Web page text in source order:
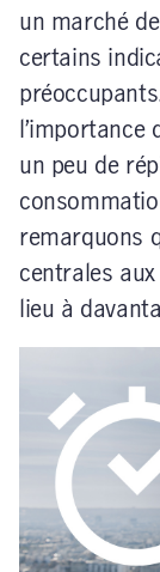
un marché
certains
l’importance
un peu de
remarquons
centrales
lieu à